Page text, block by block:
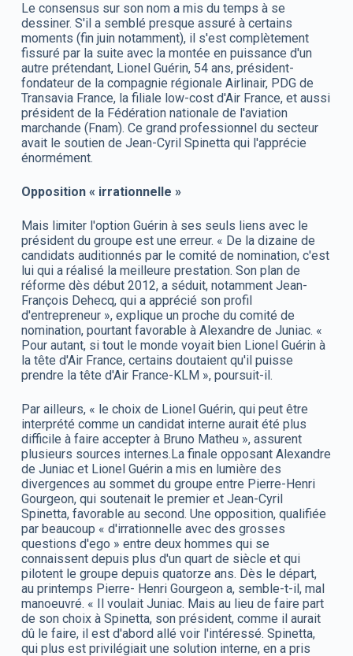
Le consensus sur son nom a mis du temps à se
dessiner. S'il a semblé presque assuré à certains
moments (fin juin notamment), il s'est complètement
fissuré par la suite avec la montée en puissance d'un
autre prétendant, Lionel Guérin, 54 ans, président-
fondateur de la compagnie régionale Airlinair, PDG de
Transavia France, la filiale low-cost d'Air France, et aussi
président de la Fédération nationale de l'aviation
marchande (Fnam). Ce grand professionnel du secteur
avait le soutien de Jean-Cyril Spinetta qui l'apprécie
énormément.
Opposition « irrationnelle »
Mais limiter l'option Guérin à ses seuls liens avec le
président du groupe est une erreur. « De la dizaine de
candidats auditionnés par le comité de nomination, c'est
lui qui a réalisé la meilleure prestation. Son plan de
réforme dès début 2012, a séduit, notamment Jean-
François Dehecq, qui a apprécié son profil
d'entrepreneur », explique un proche du comité de
nomination, pourtant favorable à Alexandre de Juniac. «
Pour autant, si tout le monde voyait bien Lionel Guérin à
la tête d'Air France, certains doutaient qu'il puisse
prendre la tête d'Air France-KLM », poursuit-il.
Par ailleurs, « le choix de Lionel Guérin, qui peut être
interprété comme un candidat interne aurait été plus
difficile à faire accepter à Bruno Matheu », assurent
plusieurs sources internes.La finale opposant Alexandre
de Juniac et Lionel Guérin a mis en lumière des
divergences au sommet du groupe entre Pierre-Henri
Gourgeon, qui soutenait le premier et Jean-Cyril
Spinetta, favorable au second. Une opposition, qualifiée
par beaucoup « d'irrationnelle avec des grosses
questions d'ego » entre deux hommes qui se
connaissent depuis plus d'un quart de siècle et qui
pilotent le groupe depuis quatorze ans. Dès le départ,
au printemps Pierre- Henri Gourgeon a, semble-t-il, mal
manoeuvré. « Il voulait Juniac. Mais au lieu de faire part
de son choix à Spinetta, son président, comme il aurait
dû le faire, il est d'abord allé voir l'intéressé. Spinetta,
qui plus est privilégiait une solution interne, en a pris